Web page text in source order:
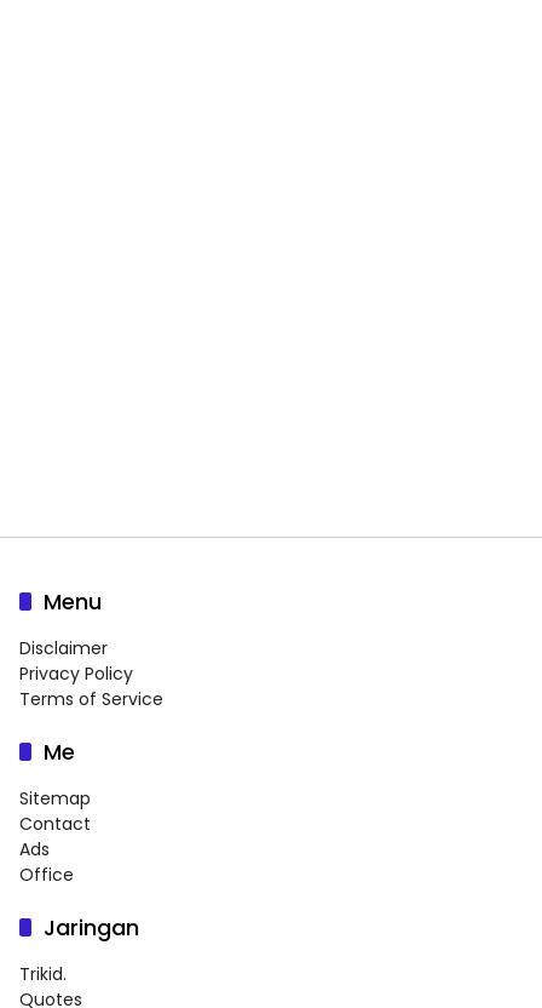
Menu
Disclaimer
Privacy Policy
Terms of Service
Me
Sitemap
Contact
Ads
Office
Jaringan
Trikid.
Quotes